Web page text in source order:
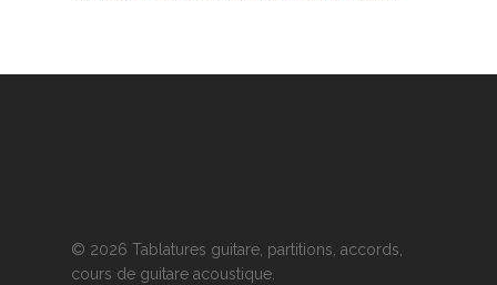
© 2026 Tablatures guitare, partitions, accords,
cours de guitare acoustique.